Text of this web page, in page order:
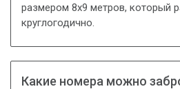
размером 8х9 метров, который
круглогодично.
Какие номера можно